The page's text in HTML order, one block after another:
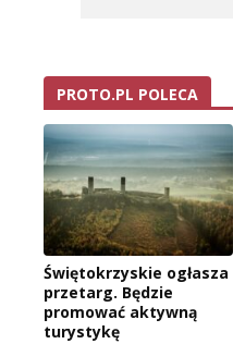
PROTO.PL POLECA
Świętokrzyskie ogłasza
przetarg. Będzie
promować aktywną
turystykę